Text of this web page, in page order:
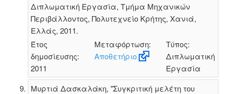
Διπλωματική Εργασία, Τμήμα Μηχανικών
Περιβάλλοντος, Πολυτεχνείο Κρήτης, Χανιά,
Ελλάς, 2011.
Έτος
δημοσίευσης:
2011
Μεταφόρτωση:
Αποθετήριο
Τύπος:
Διπλωματική
Εργασία
Μυρτιά Δασκαλάκη, "Συγκριτική μελέτη του